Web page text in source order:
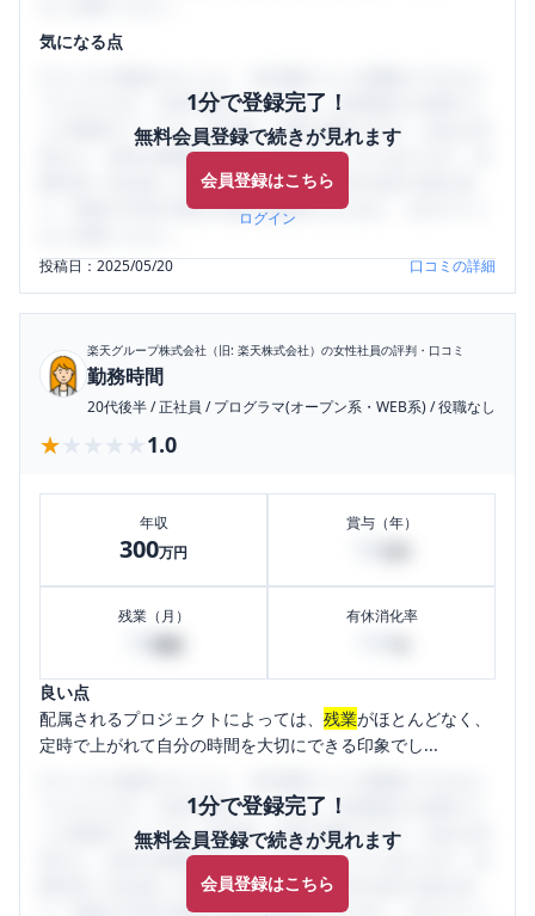
気になる点
1分で登録完了！
無料会員登録で続きが見れます
会員登録はこちら
ログイン
うになります。SHEHUB(シーハブ)は、女性限定の企業口コ
ミの投稿サイトです。給与面・女性の働きやすさ・会社の評
判など、女性の転職は気にすべき点がたくさんあります。先
輩社員（元社員）の口コミを通して、本当の会社の姿を知
り、将来の不安や現在の悩みを解消するために、ぜひサイト
投稿日：2025/05/20 口コミの詳細
楽天グループ株式会社（旧: 楽天株式会社） の女性社員の評判・口コミ
勤務時間
20代後半/正社員 /プログラマ(オープン系・WEB系) /役職なし
★★★★★
★★★★★ 1.0
年収
300万円
賞与（年）
残業（月） 有休消化率
良い点
配属されるプロジェクトによっては、 残業がほとんどなく、
定時で上がれて自分の時間を大切にできる印象でし...
1分で登録完了！
無料会員登録で続きが見れます
会員登録はこちら
うになります。SHEHUB(シーハブ)は、女性限定の企業口コ
ミの投稿サイトです。給与面・女性の働きやすさ・会社の評
判など、女性の転職は気にすべき点がたくさんあります。先
輩社員（元社員）の口コミを通して、本当の会社の姿を知